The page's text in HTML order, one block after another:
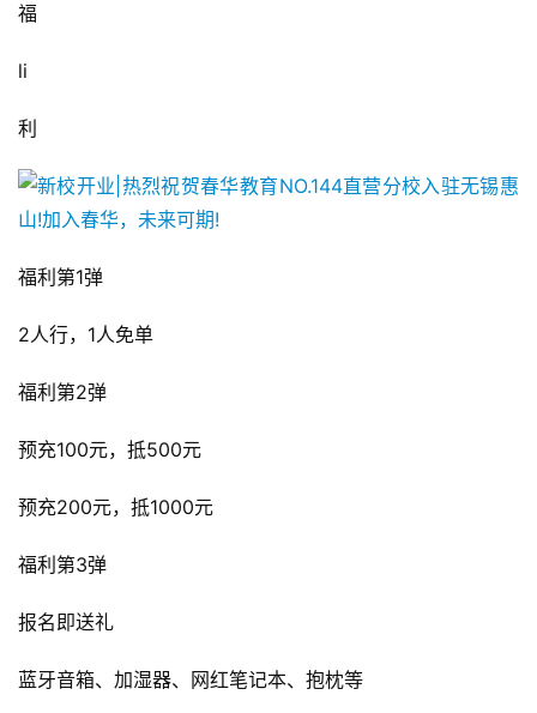
福
li
利
福利第1弹
2人行，1人免单
福利第2弹
预充100元，抵500元
预充200元，抵1000元
福利第3弹
报名即送礼
蓝牙音箱、加湿器、网红笔记本、抱枕等